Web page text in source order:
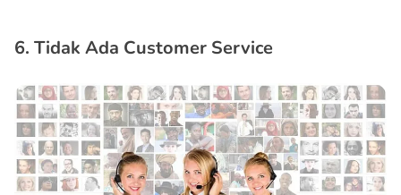
6. Tidak Ada Customer Service